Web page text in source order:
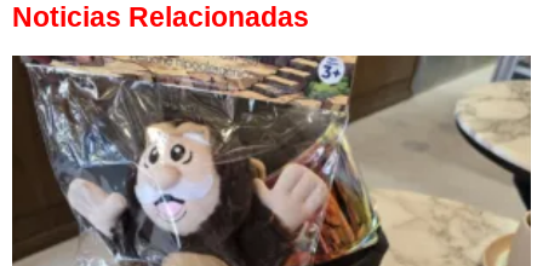
Noticias Relacionadas